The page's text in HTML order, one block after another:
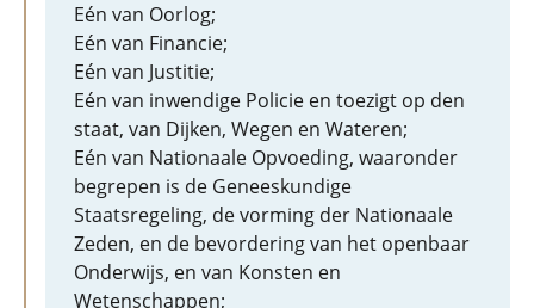
Eén van Oorlog;
Eén van Financie;
Eén van Justitie;
Eén van inwendige Policie en toezigt op den
staat, van Dijken, Wegen en Wateren;
Eén van Nationaale Opvoeding, waaronder
begrepen is de Geneeskundige
Staatsregeling, de vorming der Nationaale
Zeden, en de bevordering van het openbaar
Onderwijs, en van Konsten en
Wetenschappen;